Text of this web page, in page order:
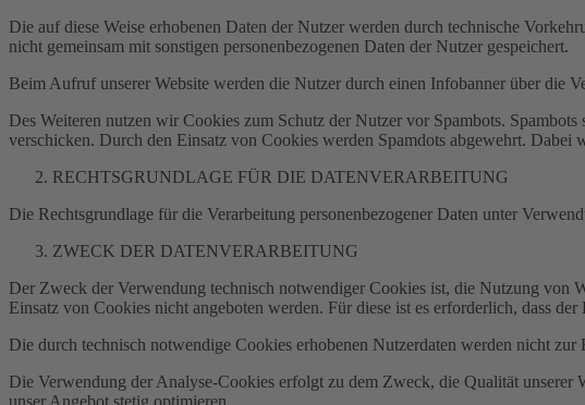
Die auf diese Weise erhobenen Daten der Nutzer werden durch technische
nicht gemeinsam mit sonstigen personenbezogenen Daten der Nutzer gespeichert.
Beim Aufruf unserer Website werden die Nutzer durch einen Infobanner über die
Des Weiteren nutzen wir Cookies zum Schutz der Nutzer vor Spambots.
verschicken. Durch den Einsatz von Cookies werden Spamdots abgewehrt. Dabei
RECHTSGRUNDLAGE FÜR DIE DATENVERARBEITUNG
Die Rechtsgrundlage für die Verarbeitung personenbezogener Daten unter
ZWECK DER DATENVERARBEITUNG
Der Zweck der Verwendung technisch notwendiger Cookies ist, die Nutzung von
Einsatz von Cookies nicht angeboten werden. Für diese ist es erforderlich, dass
Die durch technisch notwendige Cookies erhobenen Nutzerdaten werden nicht
Die Verwendung der Analyse-Cookies erfolgt zu dem Zweck, die Qualität
unser Angebot stetig optimieren.